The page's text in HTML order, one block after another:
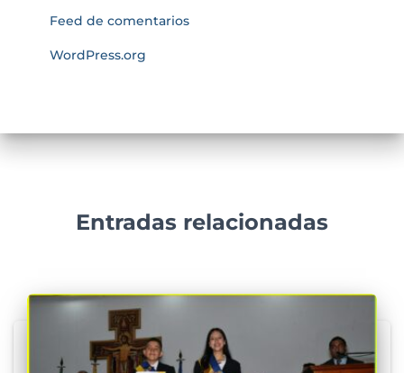
Feed de comentarios
WordPress.org
Entradas relacionadas